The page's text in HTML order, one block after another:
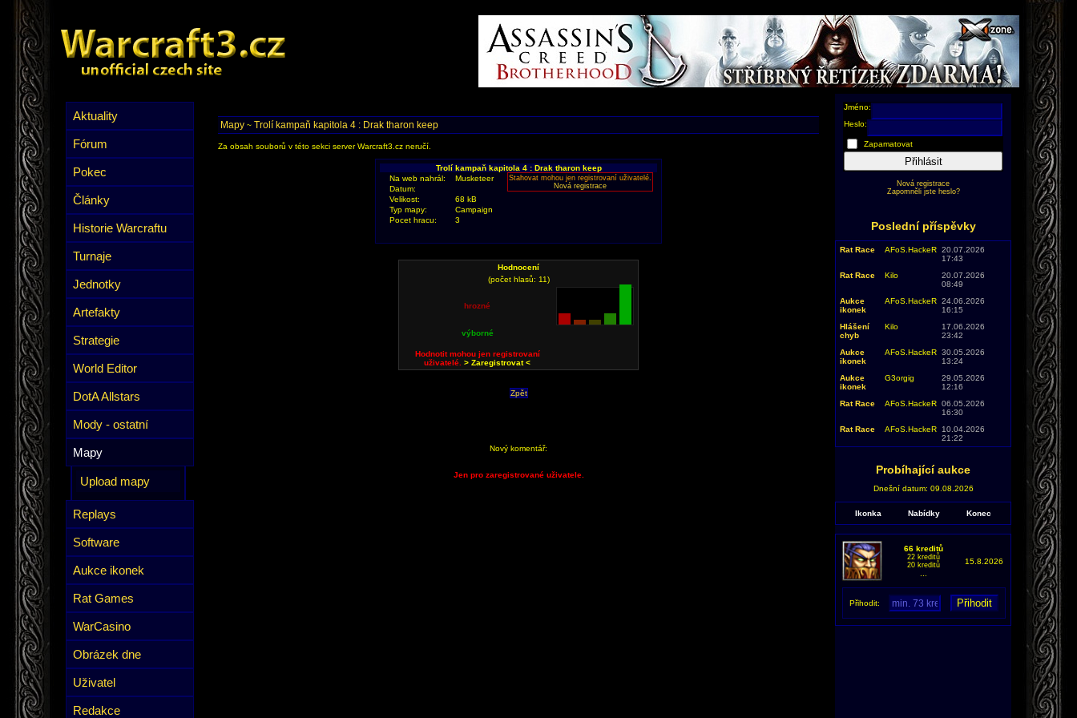
Aktuality
Fórum
Pokec
Články
Historie Warcraftu
Turnaje
Jednotky
Artefakty
Strategie
World Editor
DotA Allstars
Mody - ostatní
Mapy
Upload mapy
Replays
Software
Aukce ikonek
Rat Games
WarCasino
Obrázek dne
Uživatel
Redakce
Mapy ~ Trolí kampaň kapitola 4 : Drak tharon keep
Za obsah souborů v této sekci server Warcraft3.cz neručí.
Trolí kampaň kapitola 4 : Drak tharon keep
Na web nahrál:
Musketeer
Datum:
Velikost:
68 kB
Typ mapy:
Campaign
Pocet hracu:
3
Stahovat mohou jen registrovaní uživatelé.
Nová registrace
Hodnocení
(počet hlasů: 11)
hrozné
výborné
Hodnotit mohou jen registrovaní
uživatelé. > Zaregistrovat <
Zpět
Nový komentář:
Jen pro zaregistrované uživatele.
Jméno:
Heslo:
Zapamatovat
Přihlásit
Nová registrace
Zapomněli jste heslo?
Poslední příspěvky
Rat Race AFoS.HackeR 20.07.2026
17:43
Rat Race
Kilo
20.07.2026
08:49
Aukce
ikonek
AFoS.HackeR 24.06.2026
16:15
Hlášení
chyb
Kilo
17.06.2026
23:42
Aukce
ikonek
AFoS.HackeR 30.05.2026
13:24
Aukce
ikonek
G3orgig
29.05.2026
12:16
Rat Race
AFoS.HackeR 06.05.2026
16:30
Rat Race
AFoS.HackeR
10.04.2026
21:22
Probíhající aukce
Dnešní datum: 09.08.2026
Ikonka Nabídky Konec
66 kreditů
22 kreditů
20 kreditů
15.8.2026
Přihodit: